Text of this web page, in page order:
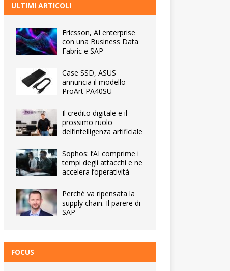
ULTIMI ARTICOLI
Ericsson, AI enterprise
con una Business Data
Fabric e SAP
Case SSD, ASUS
annuncia il modello
ProArt PA40SU
Il credito digitale e il
prossimo ruolo
dell’intelligenza artificiale
Sophos: l’AI comprime i
tempi degli attacchi e ne
accelera l’operatività
Perché va ripensata la
supply chain. Il parere di
SAP
FOCUS